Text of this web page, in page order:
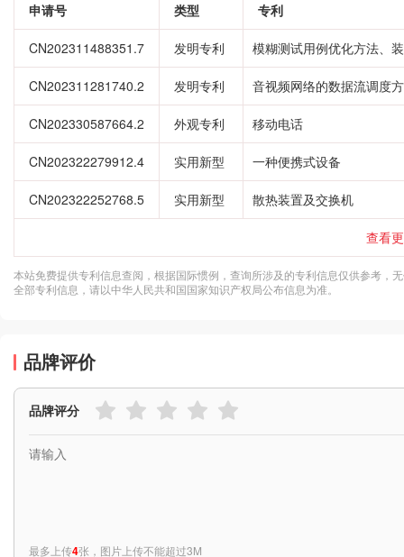
申请号 类型 专利
CN202311488351.7 发明专利 模糊测试用例优化方法、
CN202311281740.2 发明专利 音视频网络的数据流调度
CN202330587664.2 外观专利 移动电话
CN202322279912.4 实用新型 一种便携式设备
CN202322252768.5 实用新型 散热装置及交换机
查看
本站免费提供专利信息查阅，根据国际惯例，查询所涉及的专利信息仅供参考，
全部专利信息，请以中华人民共和国国家知识产权局公布信息为准。
品牌评价
品牌评分
最多上传4张，图片上传不能超过3M